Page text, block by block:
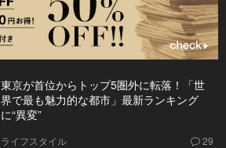
東京が首位からトップ5圏外に転落！「世
界で最も魅力的な都市」最新ランキング
に“異変”
ライフスタイル 29